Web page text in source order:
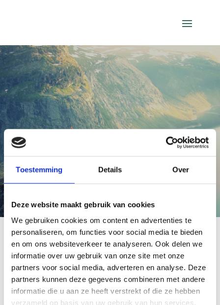
Toestemming Details Over
Deze website maakt gebruik van cookies
We gebruiken cookies om content en advertenties te
personaliseren, om functies voor social media te bieden
en om ons websiteverkeer te analyseren. Ook delen we
informatie over uw gebruik van onze site met onze
partners voor social media, adverteren en analyse. Deze
partners kunnen deze gegevens combineren met andere
informatie die u aan ze heeft verstrekt of die ze hebben
verzameld op basis van uw gebruik van hun services.
Geen Resultaten
Gevonden
De pagina die u zocht kon niet gevonden
worden. Probeer uw zoekopdracht te verfijnen